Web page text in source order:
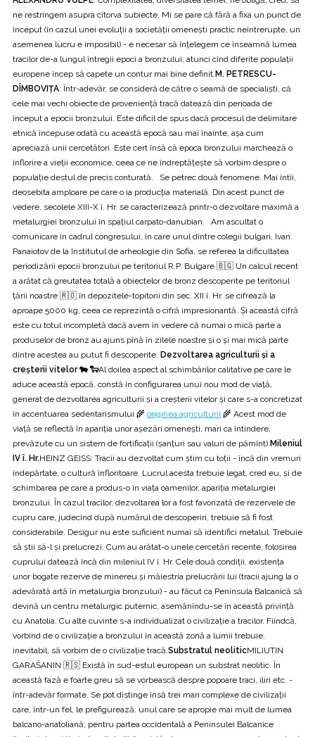
ne restringem asupra cîtorva subiecte. Mi se pare că fără a fixa un punct de
început (în cazul unei evoluții a societății omeneşti practic neîntrerupte, un
asemenea lucru e imposibil) - e necesar să înțelegem ce înseamnă lumea
tracilor de-a lungul întregii epoci a bronzului, atunci cînd diferite populații
europene încep să capete un contur mai bine definit. M. PETRESCU-
DÎMBOVIȚA: Într-adevăr, se consideră de către o seamă de specialiști, că
cele mai vechi obiecte de proveniență tracă datează din perioada de
început a epocii bronzului. Este dificil de spus dacă procesul de delimitare
etnică începuse odată cu această epocă sau mai înainte, aşa cum
apreciază unii cercetători. Este cert însă că epoca bronzului marchează o
înflorire a vieții economice, ceea ce ne îndreptăţeşte să vorbim despre o
populație destul de precis conturată. Se petrec două fenomene. Mai întîi,
deosebita amploare pe care o ia producția materială. Din acest punct de
vedere, secolele XIII-X î. Hr. se caracterizează printr-o dezvoltare maximă a
metalurgiei bronzului în spațiul carpato-danubian. Am ascultat o
comunicare în cadrul congresului, în care unul dintre colegii bulgari, Ivan
Panaiotov de la Institutul de arheologie din Sofia, se referea la dificultatea
periodizării epocii bronzului pe teritoriul R.P. Bulgare 🇧🇬 Un calcul recent
a arătat că greutatea totală a obiectelor de bronz descoperite pe teritoriul
țării noastre 🇷🇴 în depozitele-topitorii din sec. XII î. Hr. se cifrează la
aproape 5000 kg, ceea ce reprezintă o cifră impresionantă. Și această cifră
este cu totul incompletă dacă avem în vedere că numai o mică parte a
produselor de bronz au ajuns pînă în zilele noastre și o și mai mică parte
dintre acestea au putut fi descoperite. Dezvoltarea agriculturii şi a
creşterii vitelor 🐄 🐑Al doilea aspect al schimbărilor calitative pe care le
aduce această epocă, constă în configurarea unui nou mod de viață,
generat de dezvoltarea agriculturii şi a creşterii vitelor şi care s-a concretizat
în accentuarea sedentarismului 🌾 originea agriculturii 🌾 Acest mod de
viață se reflectă în apariția unor aşezări omeneşti, mari ca întindere,
prevăzute cu un sistem de fortificații (şanțuri sau valuri de pămînt). Mileniul
IV î. Hr.HEINZ GEISS: Tracii au dezvoltat cum știm cu toții - încă din vremuri
îndepărtate, o cultură înfloritoare. Lucrul acesta trebuie legat, cred eu, şi de
schimbarea pe care a produs-o în viața oamenilor, apariția metalurgiei
bronzului. În cazul tracilor, dezvoltarea lor a fost favorizată de rezervele de
cupru care, judecînd după numărul de descoperiri, trebuie să fi fost
considerabile. Desigur nu este suficient numai să identifici metalul. Trebuie
să ştii să-l şi prelucrezi. Cum au arătat-o unele cercetări recente, folosirea
cuprului datează încă din mileniul IV î. Hr. Cele două condiții, existenţa
unor bogate rezerve de minereu și măiestria prelucrării lui (tracii ajung la o
adevărată artă în metalurgia bronzului) - au făcut ca Peninsula Balcanică să
devină un centru metalurgic puternic, asemănîndu-se în această privință
cu Anatolia. Cu alte cuvinte s-a individualizat o civilizaţie a tracilor. Fiindcă,
vorbind de o civilizaţie a bronzului în această zonă a lumii trebuie,
inevitabil, să vorbim de o civilizație tracă. Substratul neoliticMILIUTIN
GARAŠANIN 🇷🇸 Există în sud-estul european un substrat neolitic. În
această fază e foarte greu să se vorbească despre popoare traci, iliri etc. -
într-adevăr formate. Se pot distinge însă trei mari complexe de civilizații
care, într-un fel, le prefigurează: unul care se apropie mai mult de lumea
balcano-anatoliană; pentru partea occidentală a Peninsulei Balcanice